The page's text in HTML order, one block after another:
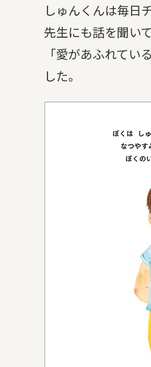
しゅんくんは毎日
先生にも話を聞い
「愛があふれて
した。